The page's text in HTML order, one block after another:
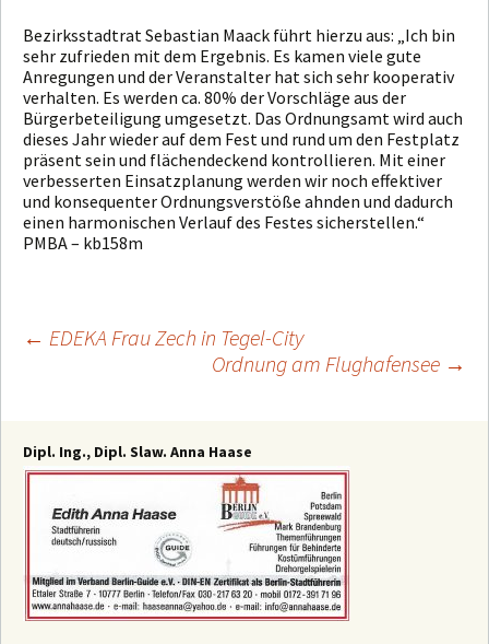
Bezirksstadtrat Sebastian Maack führt hierzu aus: „Ich bin
sehr zufrieden mit dem Ergebnis. Es kamen viele gute
Anregungen und der Veranstalter hat sich sehr kooperativ
verhalten. Es werden ca. 80% der Vorschläge aus der
Bürgerbeteiligung umgesetzt. Das Ordnungsamt wird auch
dieses Jahr wieder auf dem Fest und rund um den Festplatz
präsent sein und flächendeckend kontrollieren. Mit einer
verbesserten Einsatzplanung werden wir noch effektiver
und konsequenter Ordnungsverstöße ahnden und dadurch
einen harmonischen Verlauf des Festes sicherstellen.“
PMBA – kb158m
Beitragsnavigation
← EDEKA Frau Zech in Tegel-City
Ordnung am Flughafensee →
Dipl. Ing., Dipl. Slaw. Anna Haase